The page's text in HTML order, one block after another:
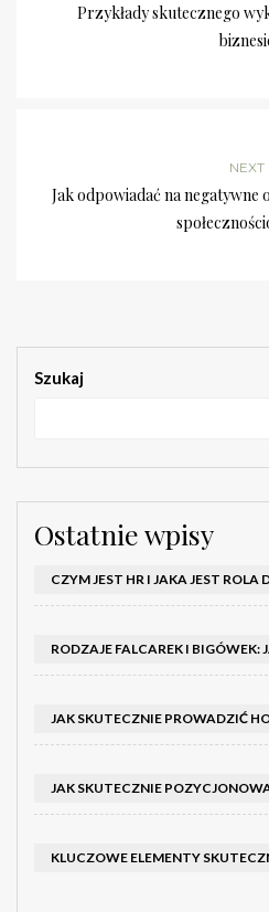
Przykłady skutecznego
NEXT
Jak odpowiadać na negatywne
Szukaj
Ostatnie wpisy
CZYM JEST HR I JAKA JEST ROLA